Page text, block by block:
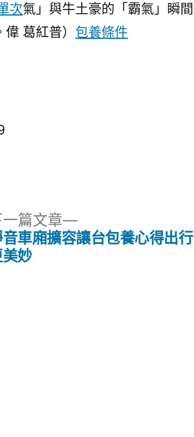
次氣」與牛土豪的「霸氣」瞬間
葛紅普） 包養條件
一篇文章
下
一
車廂擴容讓台包養心得出行
妙